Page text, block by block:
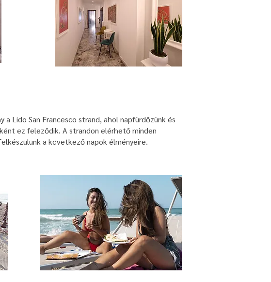
Lido San Francesco strand, ahol napfürdőzünk és
ez feleződik. A strandon elérhető minden
a következő napok élményeire.